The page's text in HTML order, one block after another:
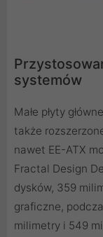
systemów
Małe płyty
także
nawet EE-ATX
Fractal Design
dysków, 359
graficzne,
milimetry i 549